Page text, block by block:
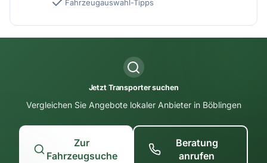
Fahrzeugauswahl-Tipps
Jetzt Transporter suchen
Vergleichen Sie Angebote lokaler Anbieter in Böblingen
Zur
Fahrzeugsuche
Beratung
anrufen